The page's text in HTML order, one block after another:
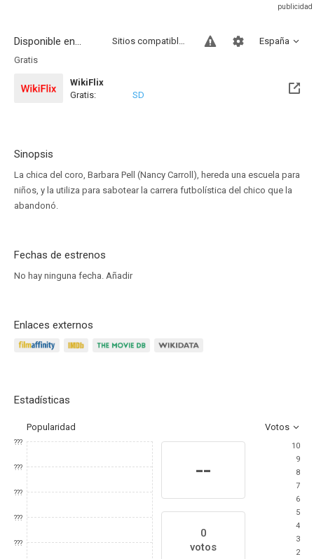
Disponible en... España
Sitios compatibles
Gratis
WikiFlix
Gratis:
SD
Sinopsis
La chica del coro, Barbara Pell (Nancy Carroll), hereda una escuela para
niños, y la utiliza para sabotear la carrera futbolística del chico que la
abandonó.
Fechas de estrenos
No hay ninguna fecha. Añadir
Enlaces externos
Estadísticas
Popularidad Votos
???
???
???
???
???
--
0
votos
10
9
8
7
6
5
4
3
2